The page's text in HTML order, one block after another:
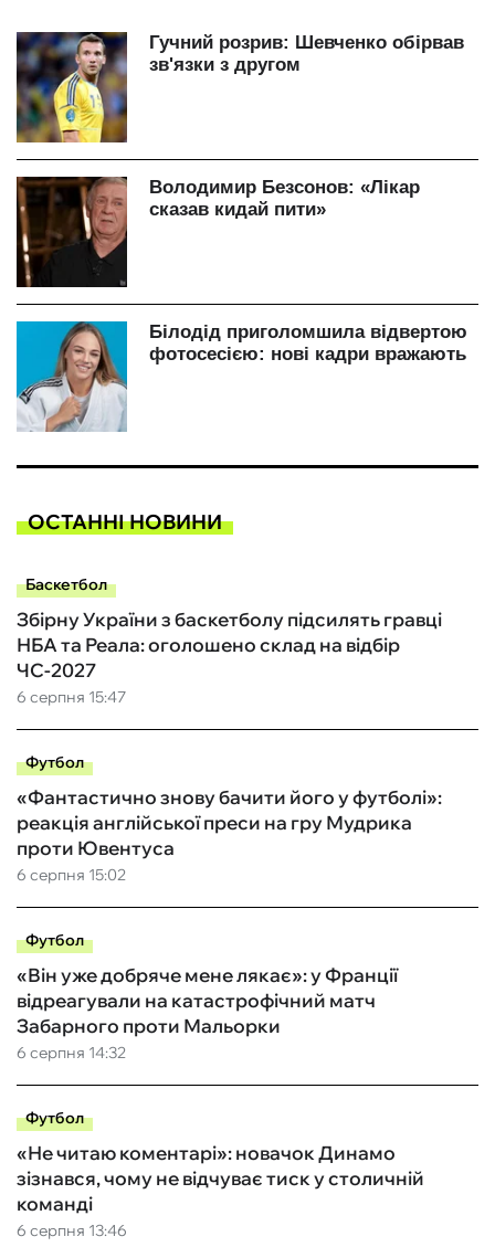
ОСТАННІ НОВИНИ
Баскетбол
6 серпня 15:47
Збірну України з баскетболу підсилять гравці
НБА та Реала: оголошено склад на відбір
ЧС-2027
Футбол
6 серпня 15:02
«Фантастично знову бачити його у футболі»:
реакція англійської преси на гру Мудрика
проти Ювентуса
Футбол
6 серпня 14:32
«Він уже добряче мене лякає»: у Франції
відреагували на катастрофічний матч
Забарного проти Мальорки
Футбол
6 серпня 13:46
«Не читаю коментарі»: новачок Динамо
зізнався, чому не відчуває тиск у столичній
команді